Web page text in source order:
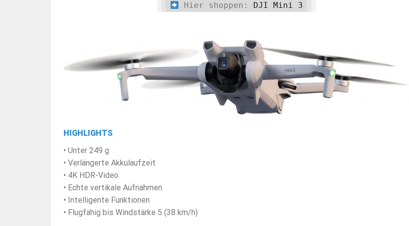
Hier shoppen: DJI Mini 3
HIGHLIGHTS
• Unter 249 g
• Verlängerte Akkulaufzeit
• 4K HDR-Video
• Echte vertikale Aufnahmen
• Intelligente Funktionen
• Flugfähig bis Windstärke 5 (38 km/h)